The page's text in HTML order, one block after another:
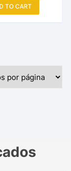
TO CART